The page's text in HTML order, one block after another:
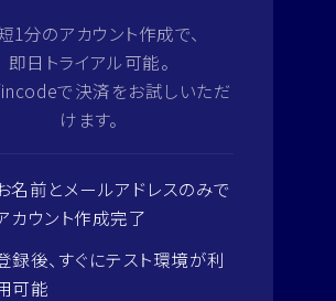
1分のアカウント作成で、
即日トライアル可能。
で決済をお試しいただ
けます。
名前とメールアドレスのみで
カウント作成完了
録後、すぐにテスト環境が利
可能